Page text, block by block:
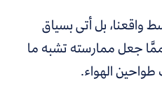
بل أتى بسياق
جعل ممارسته تشبه ما
الهواء.